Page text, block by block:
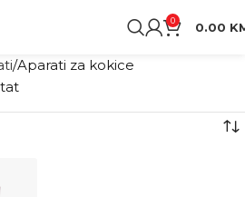
0 0.00
Aparati za kokice